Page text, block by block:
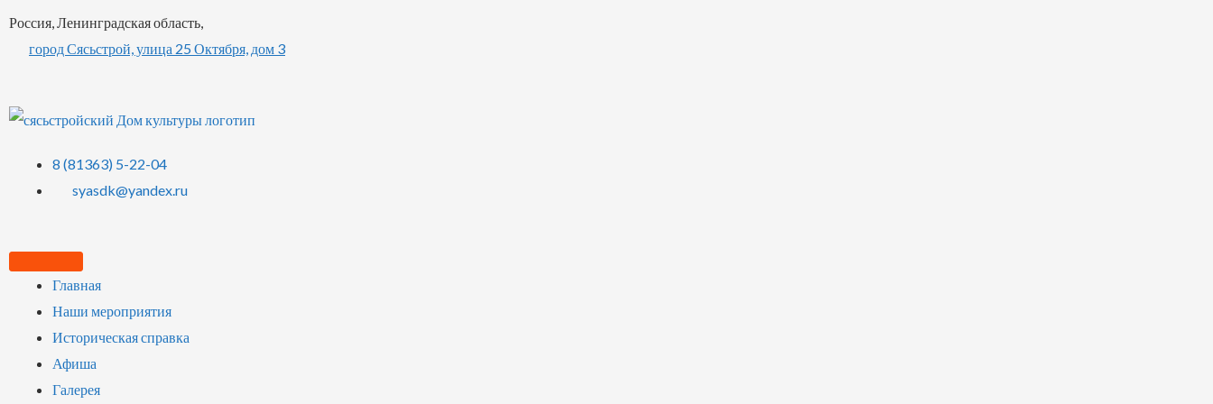
Россия, Ленинградская область,
город Сясьстрой, улица 25 Октября, дом 3
8 (81363) 5-22-04
syasdk@yandex.ru
Главная
Наши мероприятия
Историческая справка
Афиша
Галерея